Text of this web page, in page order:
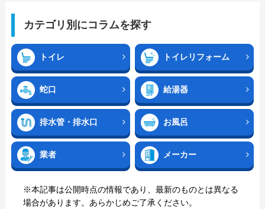
カテゴリ別にコラムを探す
トイレ トイレリフォーム
蛇口 給湯器
排水管・排水口 お風呂
業者 メーカー
※本記事は公開時点の情報であり、最新のものとは異なる
場合があります。あらかじめご了承ください。